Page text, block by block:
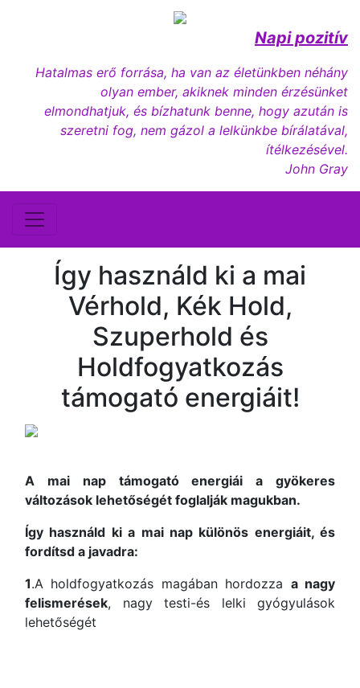
Napi pozitív
Hatalmas erő forrása, ha van az életünkben néhány
olyan ember, akiknek minden érzésünket
elmondhatjuk, és bízhatunk benne, hogy azután is
szeretni fog, nem gázol a lelkünkbe bírálatával,
ítélkezésével.
John Gray
Így használd ki a mai
Vérhold, Kék Hold,
Szuperhold és
Holdfogyatkozás
támogató energiáit!
A mai nap támogató energiái a gyökeres
változások lehetőségét foglalják magukban.
Így használd ki a mai nap különös energiáit, és
fordítsd a javadra:
1.A holdfogyatkozás magában hordozza a nagy
felismerések, nagy testi-és lelki gyógyulások
lehetőségét